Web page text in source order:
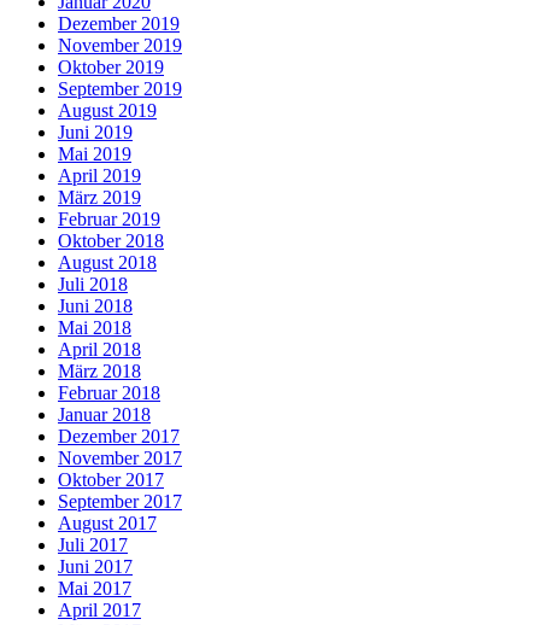
Dezember 2019
November 2019
Oktober 2019
September 2019
August 2019
Juni 2019
Mai 2019
April 2019
März 2019
Februar 2019
Oktober 2018
August 2018
Juli 2018
Juni 2018
Mai 2018
April 2018
März 2018
Februar 2018
Januar 2018
Dezember 2017
November 2017
Oktober 2017
September 2017
August 2017
Juli 2017
Juni 2017
Mai 2017
April 2017